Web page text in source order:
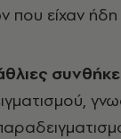
είχαν ήδη